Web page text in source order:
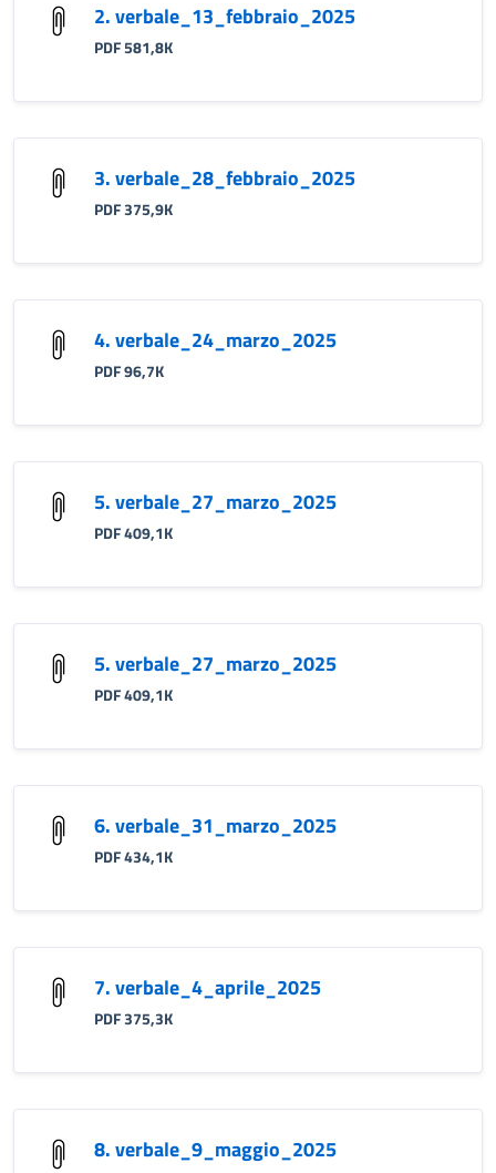
2. verbale_13_febbraio_2025
PDF 581,8K
3. verbale_28_febbraio_2025
PDF 375,9K
4. verbale_24_marzo_2025
PDF 96,7K
5. verbale_27_marzo_2025
PDF 409,1K
5. verbale_27_marzo_2025
PDF 409,1K
6. verbale_31_marzo_2025
PDF 434,1K
7. verbale_4_aprile_2025
PDF 375,3K
8. verbale_9_maggio_2025